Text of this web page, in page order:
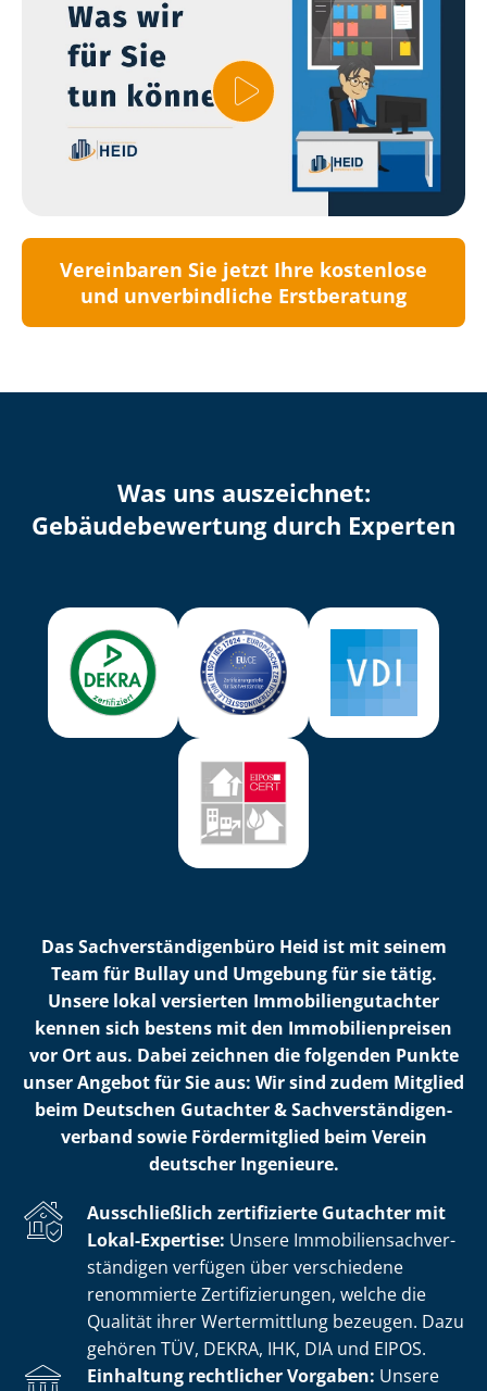
Vereinbaren Sie jetzt Ihre kostenlose
und unverbindliche Erstberatung
Was uns auszeichnet:
Ge­bäu­de­be­wer­tung durch Experten
Das Sach­ver­stän­di­gen­bü­ro Heid ist mit seinem
Team für Bullay und Umgebung für sie tätig.
Unsere lokal versierten Im­mo­bi­li­en­gut­ach­ter
kennen sich bestens mit den Im­mo­bi­li­en­prei­sen
vor Ort aus. Dabei zeichnen die folgenden Punkte
unser Angebot für Sie aus: Wir sind zudem Mitglied
beim Deutschen Gutachter & Sach­ver­stän­di­gen­
ver­band sowie Fördermitglied beim Verein
deutscher Ingenieure.
Ausschließlich zertifizierte Gutachter mit
Lokal-Expertise: Unsere Im­mo­bi­li­en­sach­ver­
stän­di­gen verfügen über verschiedene
renommierte Zer­ti­fi­zie­run­gen, welche die
Qualität ihrer Wertermittlung bezeugen. Dazu
gehören TÜV, DEKRA, IHK, DIA und EIPOS.
Einhaltung rechtlicher Vorgaben: Unsere